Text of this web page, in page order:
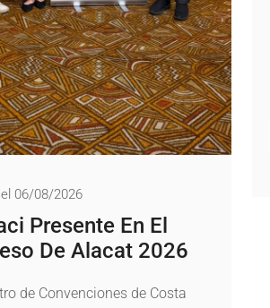
06/08/2026
Presente En El
De Alacat 2026
de Convenciones de Costa